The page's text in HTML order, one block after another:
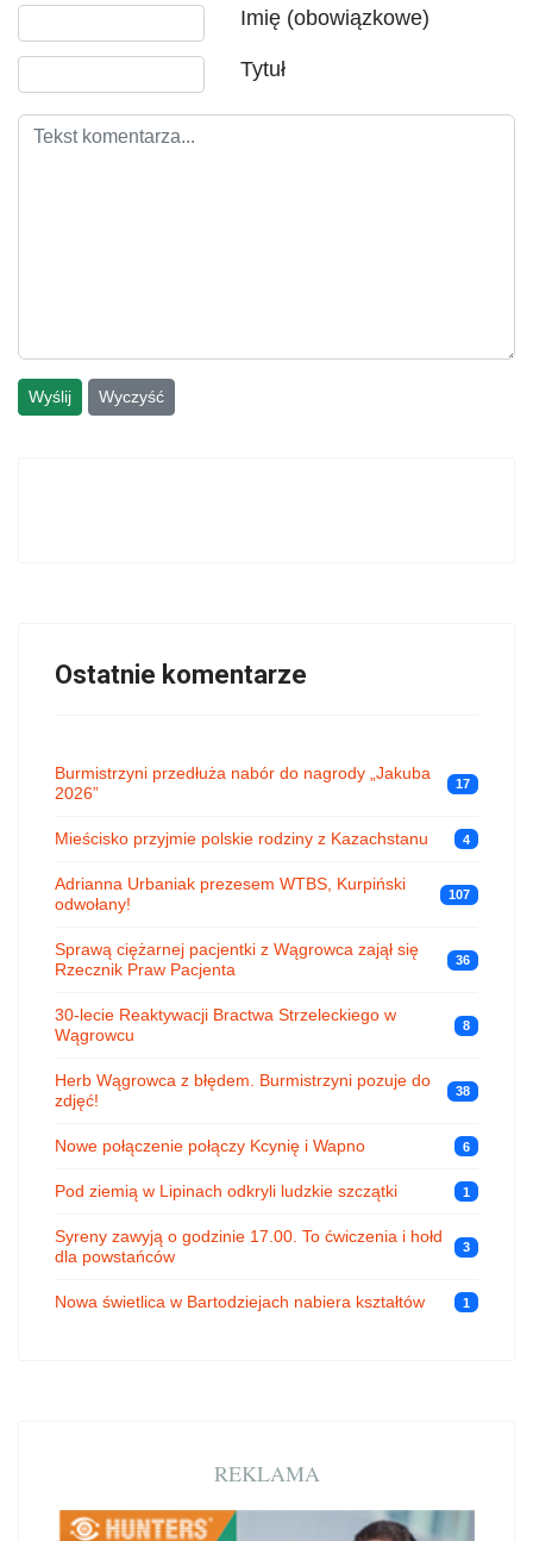
Imię (obowiązkowe)
Tytuł
Wyślij Wyczyść
Ostatnie komentarze
Burmistrzyni przedłuża nabór do nagrody „Jakuba
2026”
17
Mieścisko przyjmie polskie rodziny z Kazachstanu 4
Adrianna Urbaniak prezesem WTBS, Kurpiński
odwołany!
107
Sprawą ciężarnej pacjentki z Wągrowca zajął się
Rzecznik Praw Pacjenta
36
30-lecie Reaktywacji Bractwa Strzeleckiego w
Wągrowcu
8
Herb Wągrowca z błędem. Burmistrzyni pozuje do
zdjęć!
38
Nowe połączenie połączy Kcynię i Wapno 6
Pod ziemią w Lipinach odkryli ludzkie szczątki 1
Syreny zawyją o godzinie 17.00. To ćwiczenia i hołd
dla powstańców
3
Nowa świetlica w Bartodziejach nabiera kształtów 1
REKLAMA